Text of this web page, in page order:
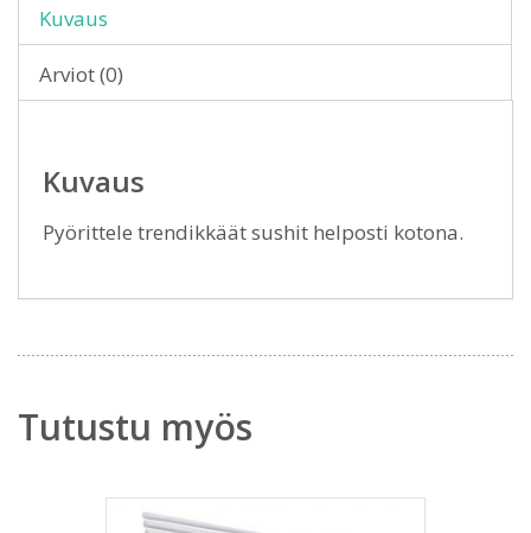
Kuvaus
Arviot (0)
Kuvaus
Pyörittele trendikkäät sushit helposti kotona.
Tutustu myös